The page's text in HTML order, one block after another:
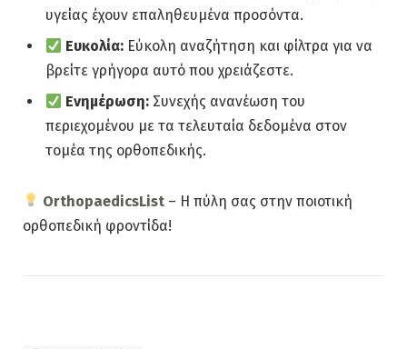
υγείας έχουν επαληθευμένα προσόντα.
Ευκολία: Εύκολη αναζήτηση και φίλτρα για να
βρείτε γρήγορα αυτό που χρειάζεστε.
Ενημέρωση: Συνεχής ανανέωση του
περιεχομένου με τα τελευταία δεδομένα στον
τομέα της ορθοπεδικής.
OrthopaedicsList – Η πύλη σας στην ποιοτική
ορθοπεδική φροντίδα!